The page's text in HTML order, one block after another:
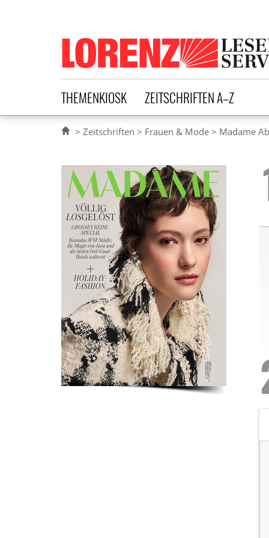
Lorenz Leserservice
THEMENKIOSK ZEITSCHRIFTEN A–Z
Zeitschriften Frauen & Mode Madame